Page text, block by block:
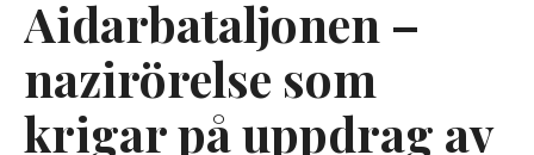
Aidarbataljonen –
nazirörelse som
krigar på uppdrag av